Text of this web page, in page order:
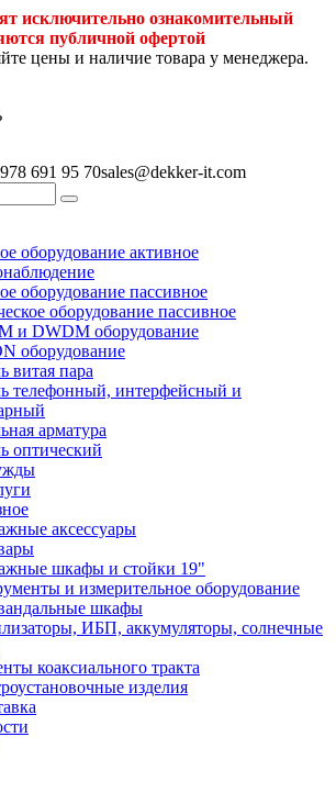
исключительно ознакомительный
публичной офертой
цены и наличие товара у менеджера.
691 95 70sales@dekker-it.com
оборудование активное
оборудование пассивное
оборудование пассивное
и DWDM оборудование
оборудование
витая пара
телефонный, интерфейсный и
арматура
оптический
аксессуары
шкафы и стойки 19"
и измерительное оборудование
шкафы
ИБП, аккумуляторы, солнечные
коаксиального тракта
изделия